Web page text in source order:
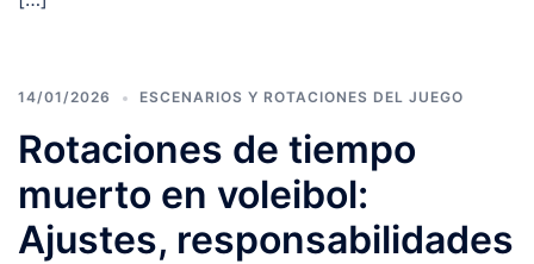
14/01/2026 ESCENARIOS Y ROTACIONES DEL JUEGO
Rotaciones de tiempo
muerto en voleibol:
Ajustes, responsabilidades